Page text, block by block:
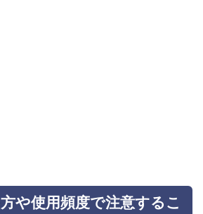
や使用頻度で注意するこ